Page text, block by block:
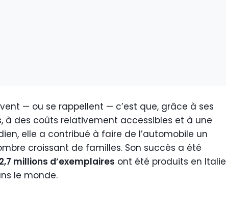
— ou se rappellent — c’est que, grâce à ses
à des coûts relativement accessibles et à une
elle a contribué à faire de l’automobile un
croissant de familles. Son succès a été
2,7 millions d’exemplaires ont été produits en Italie
le monde.